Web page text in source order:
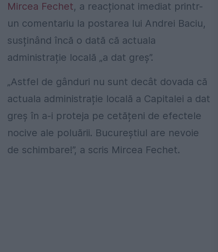
Mircea Fechet, a reacționat imediat printr-
un comentariu la postarea lui Andrei Baciu,
susținând încă o dată că actuala
administrație locală „a dat greș”.
„Astfel de gânduri nu sunt decât dovada că
actuala administrație locală a Capitalei a dat
greș în a-i proteja pe cetățeni de efectele
nocive ale poluării. Bucureștiul are nevoie
de schimbare!”, a scris Mircea Fechet.